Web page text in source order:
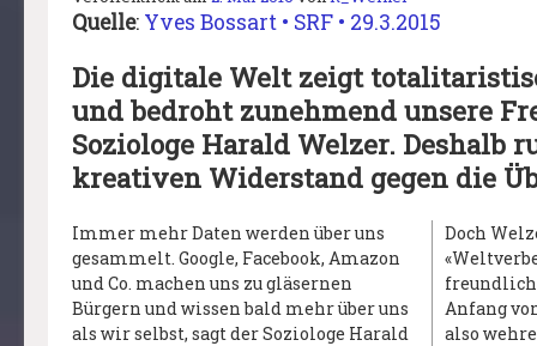
Quelle: Yves Bossart • SRF • 29.3.2015
Die digitale Welt zeigt
und bedroht zunehmend unsere
Soziologe Harald Welzer. Deshalb
kreativen Widerstand gegen die
Immer mehr Daten werden über uns
gesammelt. Google, Facebook, Amazon
und Co. machen uns zu gläsernen
Bürgern und wissen bald mehr über uns
als wir selbst, sagt der Soziologe Harald
Doch Welzer sieht darin eine
«Weltverbesserungsdiktatur», die zwar
freundlich daherkommt, aber den
Anfang vom Ende bedeutet. […] Warum
also wehren wir uns nicht? Welzers